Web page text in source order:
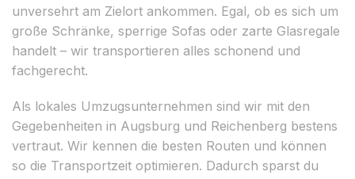
unversehrt am Zielort ankommen. Egal, ob es sich um
große Schränke, sperrige Sofas oder zarte Glasregale
handelt – wir transportieren alles schonend und
fachgerecht.
Als lokales Umzugsunternehmen sind wir mit den
Gegebenheiten in Augsburg und Reichenberg bestens
vertraut. Wir kennen die besten Routen und können
so die Transportzeit optimieren. Dadurch sparst du